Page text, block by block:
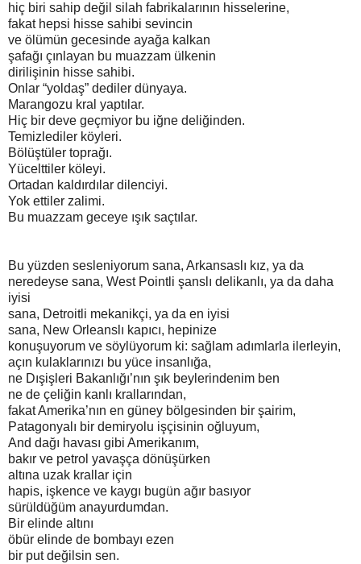
hiç biri sahip değil silah fabrikalarının hisselerine,
fakat hepsi hisse sahibi sevincin
ve ölümün gecesinde ayağa kalkan
şafağı çınlayan bu muazzam ülkenin
dirilişinin hisse sahibi.
Onlar “yoldaş” dediler dünyaya.
Marangozu kral yaptılar.
Hiç bir deve geçmiyor bu iğne deliğinden.
Temizlediler köyleri.
Bölüştüler toprağı.
Yücelttiler köleyi.
Ortadan kaldırdılar dilenciyi.
Yok ettiler zalimi.
Bu muazzam geceye ışık saçtılar.
Bu yüzden sesleniyorum sana, Arkansaslı kız, ya da
neredeyse sana, West Pointli şanslı delikanlı, ya da daha
iyisi
sana, Detroitli mekanikçi, ya da en iyisi
sana, New Orleanslı kapıcı, hepinize
konuşuyorum ve söylüyorum ki: sağlam adımlarla ilerleyin,
açın kulaklarınızı bu yüce insanlığa,
ne Dışişleri Bakanlığı’nın şık beylerindenim ben
ne de çeliğin kanlı krallarından,
fakat Amerika’nın en güney bölgesinden bir şairim,
Patagonyalı bir demiryolu işçisinin oğluyum,
And dağı havası gibi Amerikanım,
bakır ve petrol yavaşça dönüşürken
altına uzak krallar için
hapis, işkence ve kaygı bugün ağır basıyor
sürüldüğüm anayurdumdan.
Bir elinde altını
öbür elinde de bombayı ezen
bir put değilsin sen.